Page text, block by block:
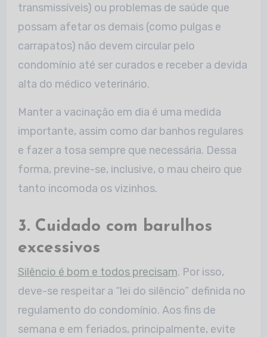
transmissíveis) ou problemas de saúde que
possam afetar os demais (como pulgas e
carrapatos) não devem circular pelo
condomínio até ser curados e receber a devida
alta do médico veterinário.
Manter a vacinação em dia é uma medida
importante, assim como dar banhos regulares
e fazer a tosa sempre que necessária. Dessa
forma, previne-se, inclusive, o mau cheiro que
tanto incomoda os vizinhos.
3. Cuidado com barulhos
excessivos
Silêncio é bom e todos precisam. Por isso,
deve-se respeitar a “lei do silêncio” definida no
regulamento do condomínio. Aos fins de
semana e em feriados, principalmente, evite